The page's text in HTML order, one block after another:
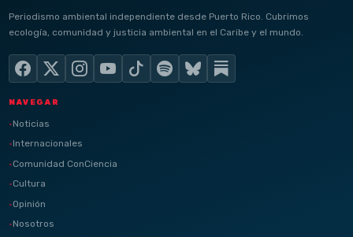
Periodismo ambiental independiente desde Puerto Rico. Cubrimos
ecología, comunidad y justicia ambiental en el Caribe y el mundo.
NAVEGAR
Noticias
Internacionales
Comunidad ConCiencia
Cultura
Opinión
Nosotros